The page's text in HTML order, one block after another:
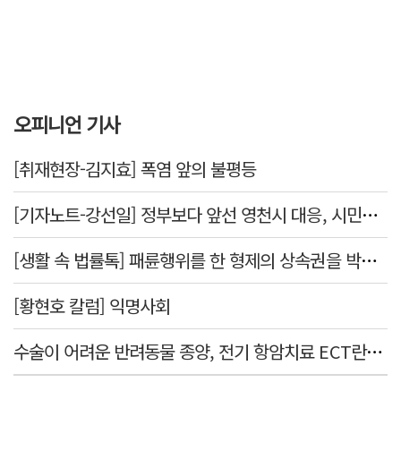
오피니언 기사
[취재현장-김지효] 폭염 앞의 불평등
[기자노트-강선일] 정부보다 앞선 영천시 대응, 시민보다 앞서선 안된다
[생활 속 법률톡] 패륜행위를 한 형제의 상속권을 박탈시킬 수 있을까요
[황현호 칼럼] 익명사회
수술이 어려운 반려동물 종양, 전기 항암치료 ECT란? [반려동물 건강톡톡]